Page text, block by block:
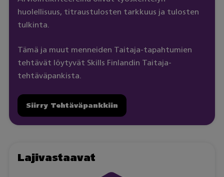
huolellisuus, titraustulosten tarkkuus ja tulosten
tulkinta.
Tämä ja muut menneiden Taitaja-tapahtumien
tehtävät löytyvät Skills Finlandin Taitaja-
tehtäväpankista.
Siirry Tehtäväpankkiin
Lajivastaavat